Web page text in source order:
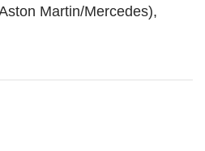
Martin/Mercedes),